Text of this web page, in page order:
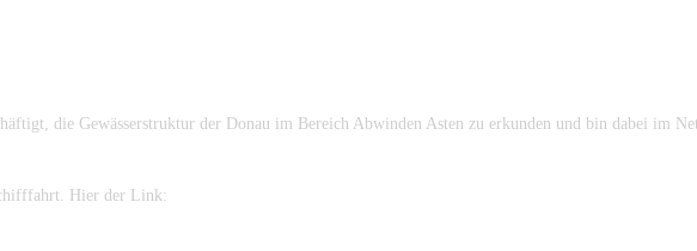
die Gewässerstruktur der Donau im Bereich Abwinden Asten zu erkunden und bin dabei im
Hier der Link: